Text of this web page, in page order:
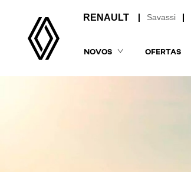
Savassi
NOVOS OFERTAS